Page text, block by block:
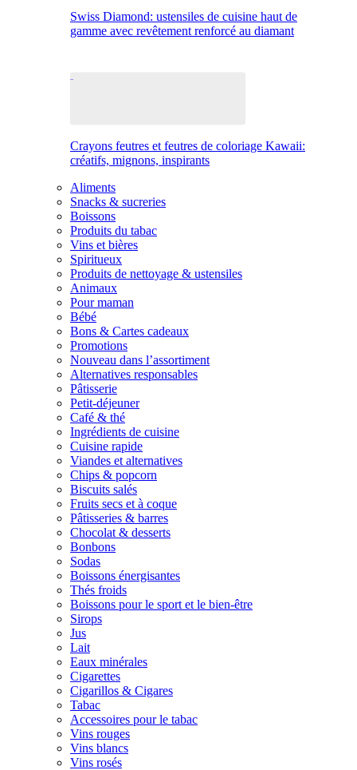
Swiss Diamond: ustensiles de cuisine haut de
gamme avec revêtement renforcé au diamant
Crayons feutres et feutres de coloriage Kawaii:
créatifs, mignons, inspirants
Aliments
Snacks & sucreries
Boissons
Produits du tabac
Vins et bières
Spiritueux
Produits de nettoyage & ustensiles
Animaux
Pour maman
Bébé
Bons & Cartes cadeaux
Promotions
Nouveau dans l’assortiment
Alternatives responsables
Pâtisserie
Petit-déjeuner
Café & thé
Ingrédients de cuisine
Cuisine rapide
Viandes et alternatives
Chips & popcorn
Biscuits salés
Fruits secs et à coque
Pâtisseries & barres
Chocolat & desserts
Bonbons
Sodas
Boissons énergisantes
Thés froids
Boissons pour le sport et le bien-être
Sirops
Jus
Lait
Eaux minérales
Cigarettes
Cigarillos & Cigares
Tabac
Accessoires pour le tabac
Vins rouges
Vins blancs
Vins rosés